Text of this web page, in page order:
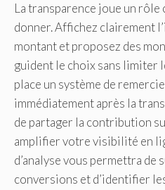
La transparence joue un rôle
donner. Affichez clairement
montant et proposez des
guident le choix sans limiter
place un système de
immédiatement après la
de partager la contribution
amplifier votre visibilité en
d’analyse vous permettra de
conversions et d’identifier